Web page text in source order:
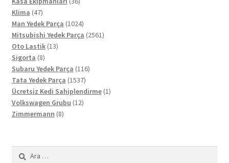
Klima 4747
ürün
Man Yedek Parça 10241024
ürün
Mitsubishi Yedek Parça 25612561
Oto Lastik 1313
Sigorta 88
ürün
Subaru Yedek Parça 116116
Tata Yedek Parça 15371537
ürün
Ücretsiz Kedi Sahiplendirme 11
Volkswagen Grubu 1212
Zimmermann 88
Arama: